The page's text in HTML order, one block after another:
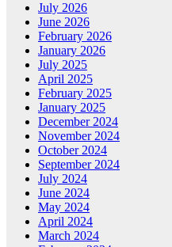
July 2026
June 2026
February 2026
January 2026
July 2025
April 2025
February 2025
January 2025
December 2024
November 2024
October 2024
September 2024
July 2024
June 2024
May 2024
April 2024
March 2024